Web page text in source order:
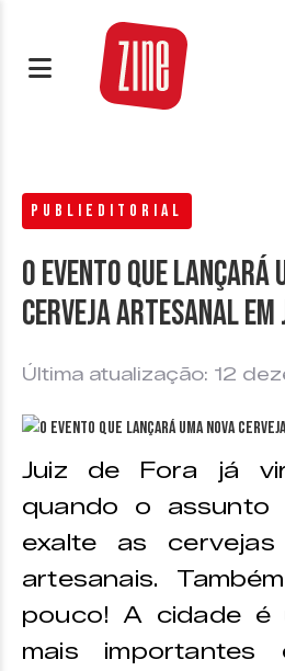
PUBLIEDITORIAL
O evento que lançará
cerveja artesanal em
Última atualização: 12
Juiz de Fora já
quando o
exalte as
artesanais.
pouco! A cidade é
mais importantes